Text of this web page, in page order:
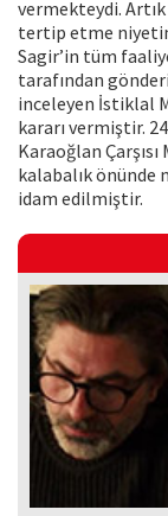
vermekteydi.
tertip etme
Sagir’in tüm
tarafından
inceleyen İstiklal
kararı vermiştir.
Karaoğlan
kalabalık önünde
idam edilmiştir.